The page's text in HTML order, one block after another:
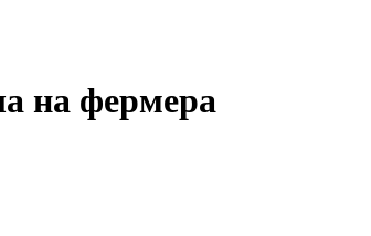
на фермера